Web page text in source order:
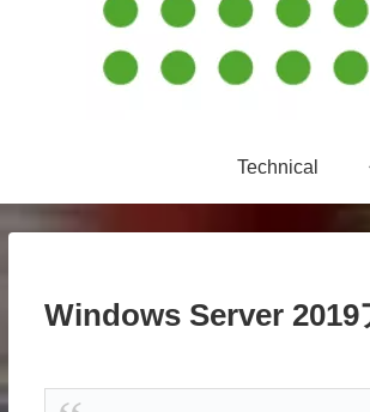
Technical
Windows Server